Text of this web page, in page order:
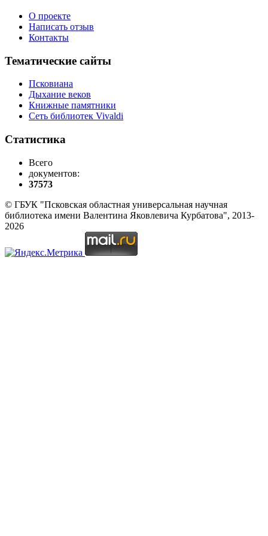
О проекте
Написать отзыв
Контакты
Тематические сайты
Псковиана
Дыхание веков
Книжные памятники
Сеть библиотек Vivaldi
Статистика
Всего
документов:
37573
© ГБУК "Псковская областная универсальная научная
библиотека имени Валентина Яковлевича Курбатова", 2013-
2026